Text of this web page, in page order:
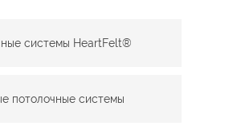
системы HeartFelt®
потолочные системы